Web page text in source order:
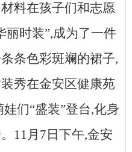
料在孩子们和志愿
丽时装”,成为了一件
条色彩斑斓的裙子,
秀在金安区健康苑
们“盛装”登台,化身
11月7日下午,金安